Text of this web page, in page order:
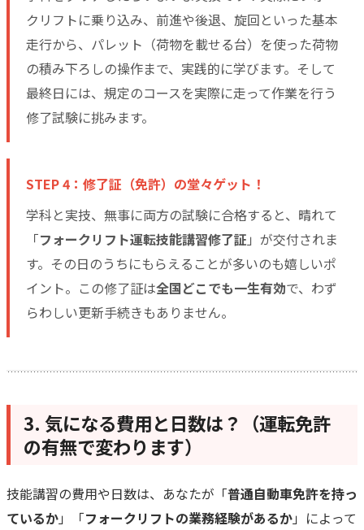
クリフトに乗り込み、前進や後退、旋回といった基本
走行から、パレット（荷物を載せる台）を使った荷物
の積み下ろしの操作まで、実践的に学びます。そして
最終日には、規定のコースを実際に走って作業を行う
修了試験に挑みます。
STEP 4：修了証（免許）の堂々ゲット！
学科と実技、無事に両方の試験に合格すると、晴れて
「フォークリフト運転技能講習修了証 」が交付されま
す。その日のうちにもらえることが多いのも嬉しいポ
イント。この修了証は全国どこでも一生有効で、わず
らわしい更新手続きもありません。
3. 気になる費用と日数は？（運転免許
の有無で変わります）
技能講習の費用や日数は、あなたが「普通自動車免許を持っ
ているか」「フォークリフトの業務経験があるか」によって